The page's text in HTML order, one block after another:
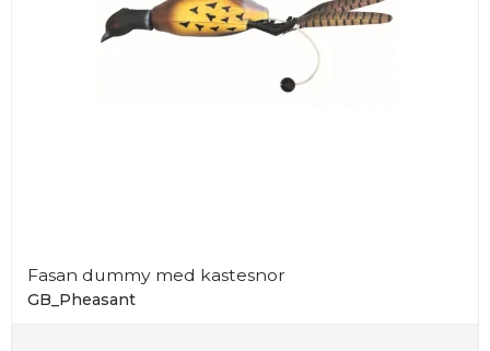
Fasan dummy med kastesnor
GB_Pheasant